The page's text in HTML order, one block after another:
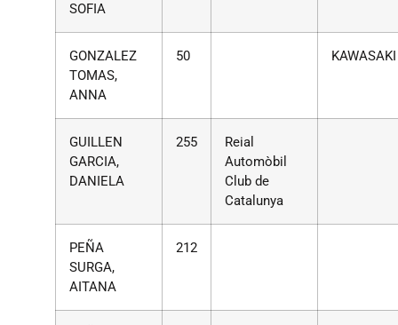
SOFIA
GONZALEZ
TOMAS,
ANNA
50 KAWASAKI
GUILLEN
GARCIA,
DANIELA
255
Reial
Automòbil
Club de
Catalunya
PEÑA
SURGA,
AITANA
212